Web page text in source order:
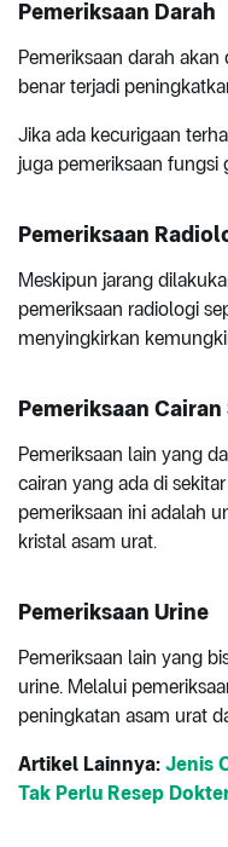
Pemeriksaan Darah
Pemeriksaan darah
benar terjadi
Jika ada kecurigaan
juga pemeriksaan fungsi
Pemeriksaan
Meskipun jarang
pemeriksaan radiologi
menyingkirkan
Pemeriksaan Cairan
Pemeriksaan lain yang
cairan yang ada di
pemeriksaan ini adalah
kristal asam urat.
Pemeriksaan Urine
Pemeriksaan lain yang
urine. Melalui
peningkatan asam urat
Artikel Lainnya: Jenis
Tak Perlu Resep